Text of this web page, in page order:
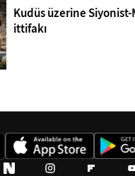
Kudüs üzerine Siyonist-
ittifakı